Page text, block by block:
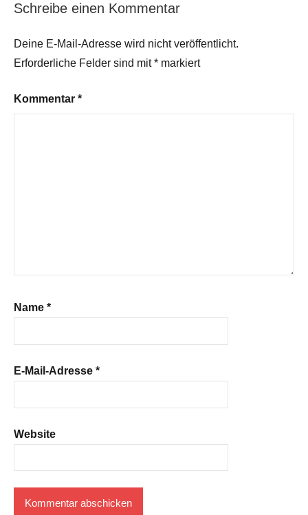
Schreibe einen Kommentar
Deine E-Mail-Adresse wird nicht veröffentlicht.
Erforderliche Felder sind mit* markiert
Kommentar *
Name *
E-Mail-Adresse *
Website